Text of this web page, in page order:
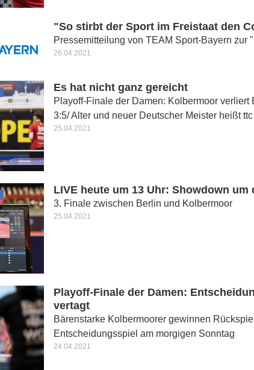
"So stirbt der Sport im Freistaat den
Pressemitteilung von TEAM Sport-Bayern zur
26.04.2021
Es hat nicht ganz gereicht
Playoff-Finale der Damen: Kolbermoor verliert
3:5/ Alter und neuer Deutscher Meister heißt
25.04.2021
LIVE heute um 13 Uhr: Showdown um
3. Finale zwischen Berlin und Kolbermoor
25.04.2021
Playoff-Finale der Damen:
vertagt
Bärenstarke Kolbermoorer gewinnen
Entscheidungsspiel am morgigen Sonntag
24.04.2021